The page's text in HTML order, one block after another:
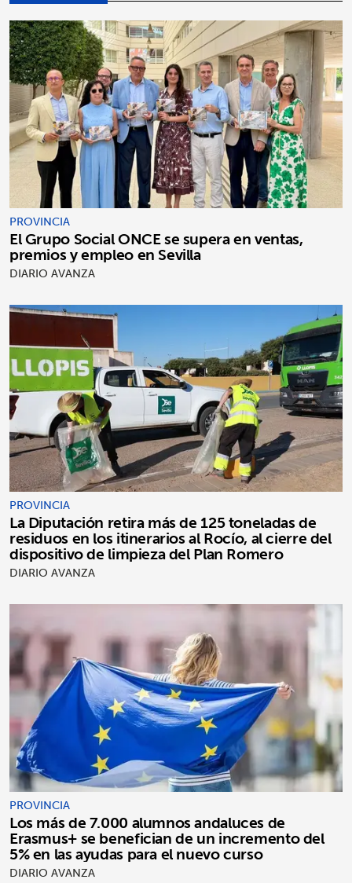
PROVINCIA
El Grupo Social ONCE se supera en ventas,
premios y empleo en Sevilla
DIARIO AVANZA
PROVINCIA
La Diputación retira más de 125 toneladas de
residuos en los itinerarios al Rocío, al cierre del
dispositivo de limpieza del Plan Romero
DIARIO AVANZA
PROVINCIA
Los más de 7.000 alumnos andaluces de
Erasmus+ se benefician de un incremento del
5% en las ayudas para el nuevo curso
DIARIO AVANZA